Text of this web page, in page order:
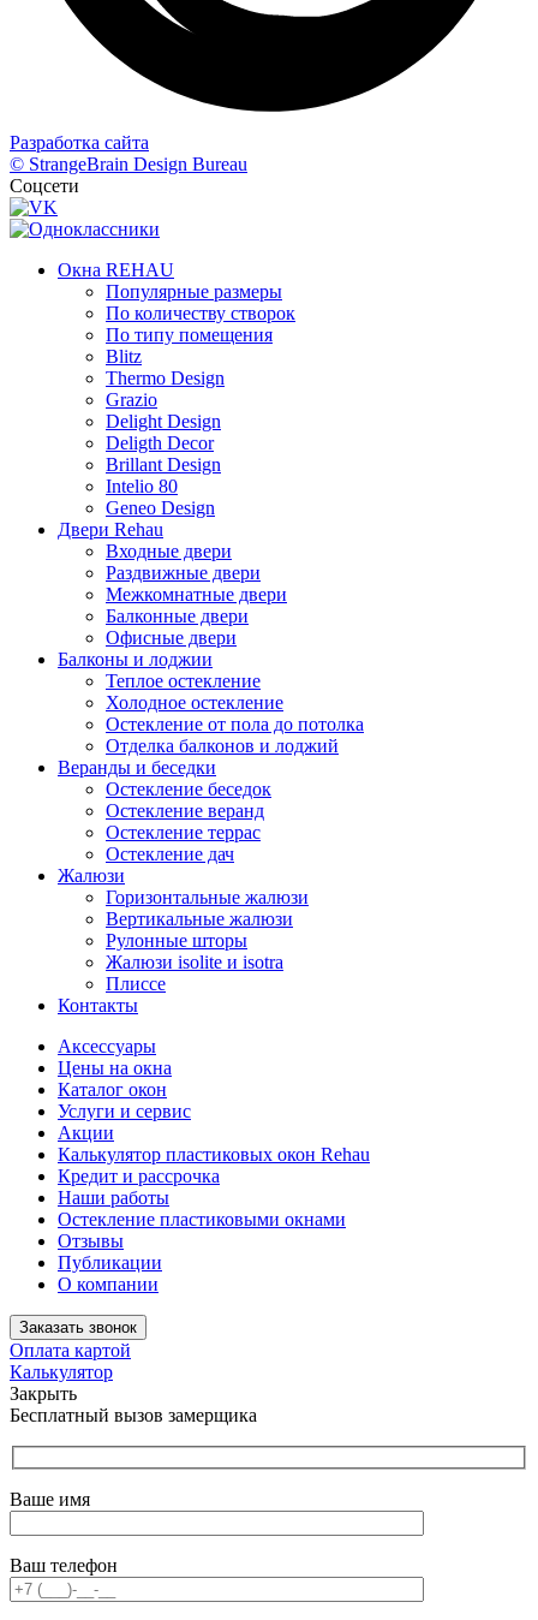
Разработка сайта
© StrangeBrain Design Bureau
Соцсети
Окна REHAU
Популярные размеры
По количеству створок
По типу помещения
Blitz
Thermo Design
Grazio
Delight Design
Deligth Decor
Brillant Design
Intelio 80
Geneo Design
Двери Rehau
Входные двери
Раздвижные двери
Межкомнатные двери
Балконные двери
Офисные двери
Балконы и лоджии
Теплое остекление
Холодное остекление
Остекление от пола до потолка
Отделка балконов и лоджий
Веранды и беседки
Остекление беседок
Остекление веранд
Остекление террас
Остекление дач
Жалюзи
Горизонтальные жалюзи
Вертикальные жалюзи
Рулонные шторы
Жалюзи isolite и isotra
Плиссе
Контакты
Аксессуары
Цены на окна
Каталог окон
Услуги и сервис
Акции
Калькулятор пластиковых окон Rehau
Кредит и рассрочка
Наши работы
Остекление пластиковыми окнами
Отзывы
Публикации
О компании
Заказать звонок
Оплата картой
Калькулятор
Закрыть
Бесплатный вызов замерщика
Ваше имя
Ваш телефон